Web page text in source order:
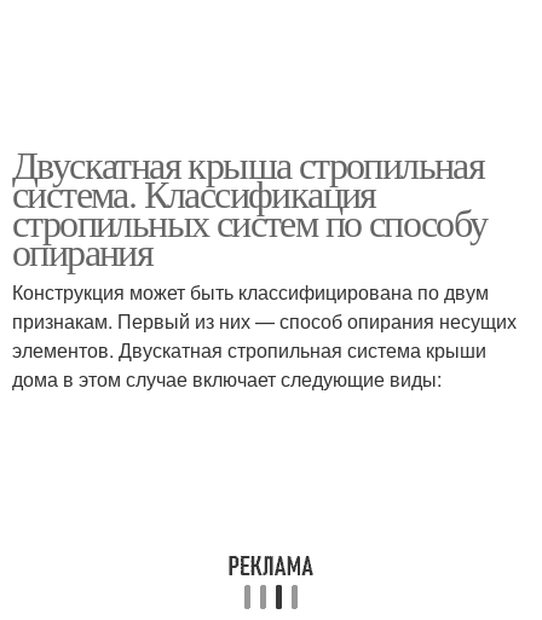
Двускатная крыша стропильная
система. Классификация
стропильных систем по способу
опирания
Конструкция может быть классифицирована по двум
признакам. Первый из них — способ опирания несущих
элементов. Двускатная стропильная система крыши
дома в этом случае включает следующие виды: